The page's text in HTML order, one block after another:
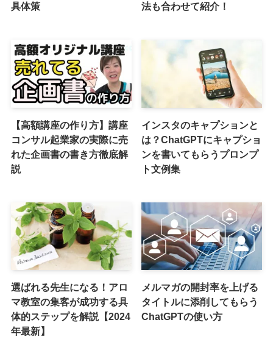
具体策
法も合わせて紹介！
【高額講座の作り方】講座
コンサル起業家の実際に売
れた企画書の書き方徹底解
説
インスタのキャプションと
は？ChatGPTにキャプショ
ンを書いてもらうプロンプ
ト文例集
選ばれる先生になる！アロ
マ教室の集客が成功する具
体的ステップを解説【2024
年最新】
メルマガの開封率を上げる
タイトルに添削してもらう
ChatGPTの使い方